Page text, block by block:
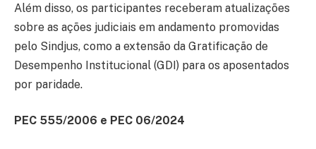
Além disso, os participantes receberam atualizações
sobre as ações judiciais em andamento promovidas
pelo Sindjus, como a extensão da Gratificação de
Desempenho Institucional (GDI) para os aposentados
por paridade.
PEC 555/2006 e PEC 06/2024